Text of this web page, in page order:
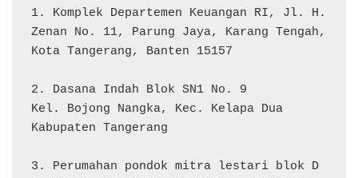
1. Komplek Departemen Keuangan RI, Jl. H.
Zenan No. 11, Parung Jaya, Karang Tengah,
Kota Tangerang, Banten 15157
2. Dasana Indah Blok SN1 No. 9
Kel. Bojong Nangka, Kec. Kelapa Dua
Kabupaten Tangerang
3. Perumahan pondok mitra lestari blok D